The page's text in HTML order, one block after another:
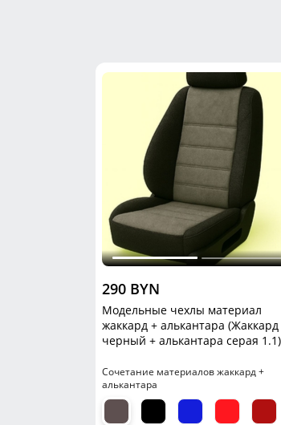
290 BYN
Модельные чехлы материал
жаккард + алькантара (Жаккард
черный + алькантара серая 1.1)
Сочетание материалов жаккард +
алькантара